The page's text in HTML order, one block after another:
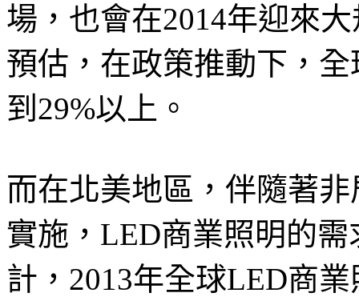
場，也會在2014年迎來
預估，在政策推動下，
到29%以上。
而在北美地區，伴隨著
實施，LED商業照明的
計，2013年全球LED商